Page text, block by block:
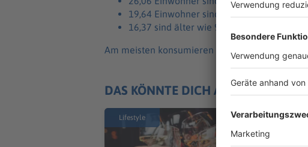
19,64 Einwohner sind zwischen 80 und 89
16,37 sind älter wie 90 Jahre
Am meisten konsumieren also die Menschen
DAS KÖNNTE DICH AUCH
Lifestyle